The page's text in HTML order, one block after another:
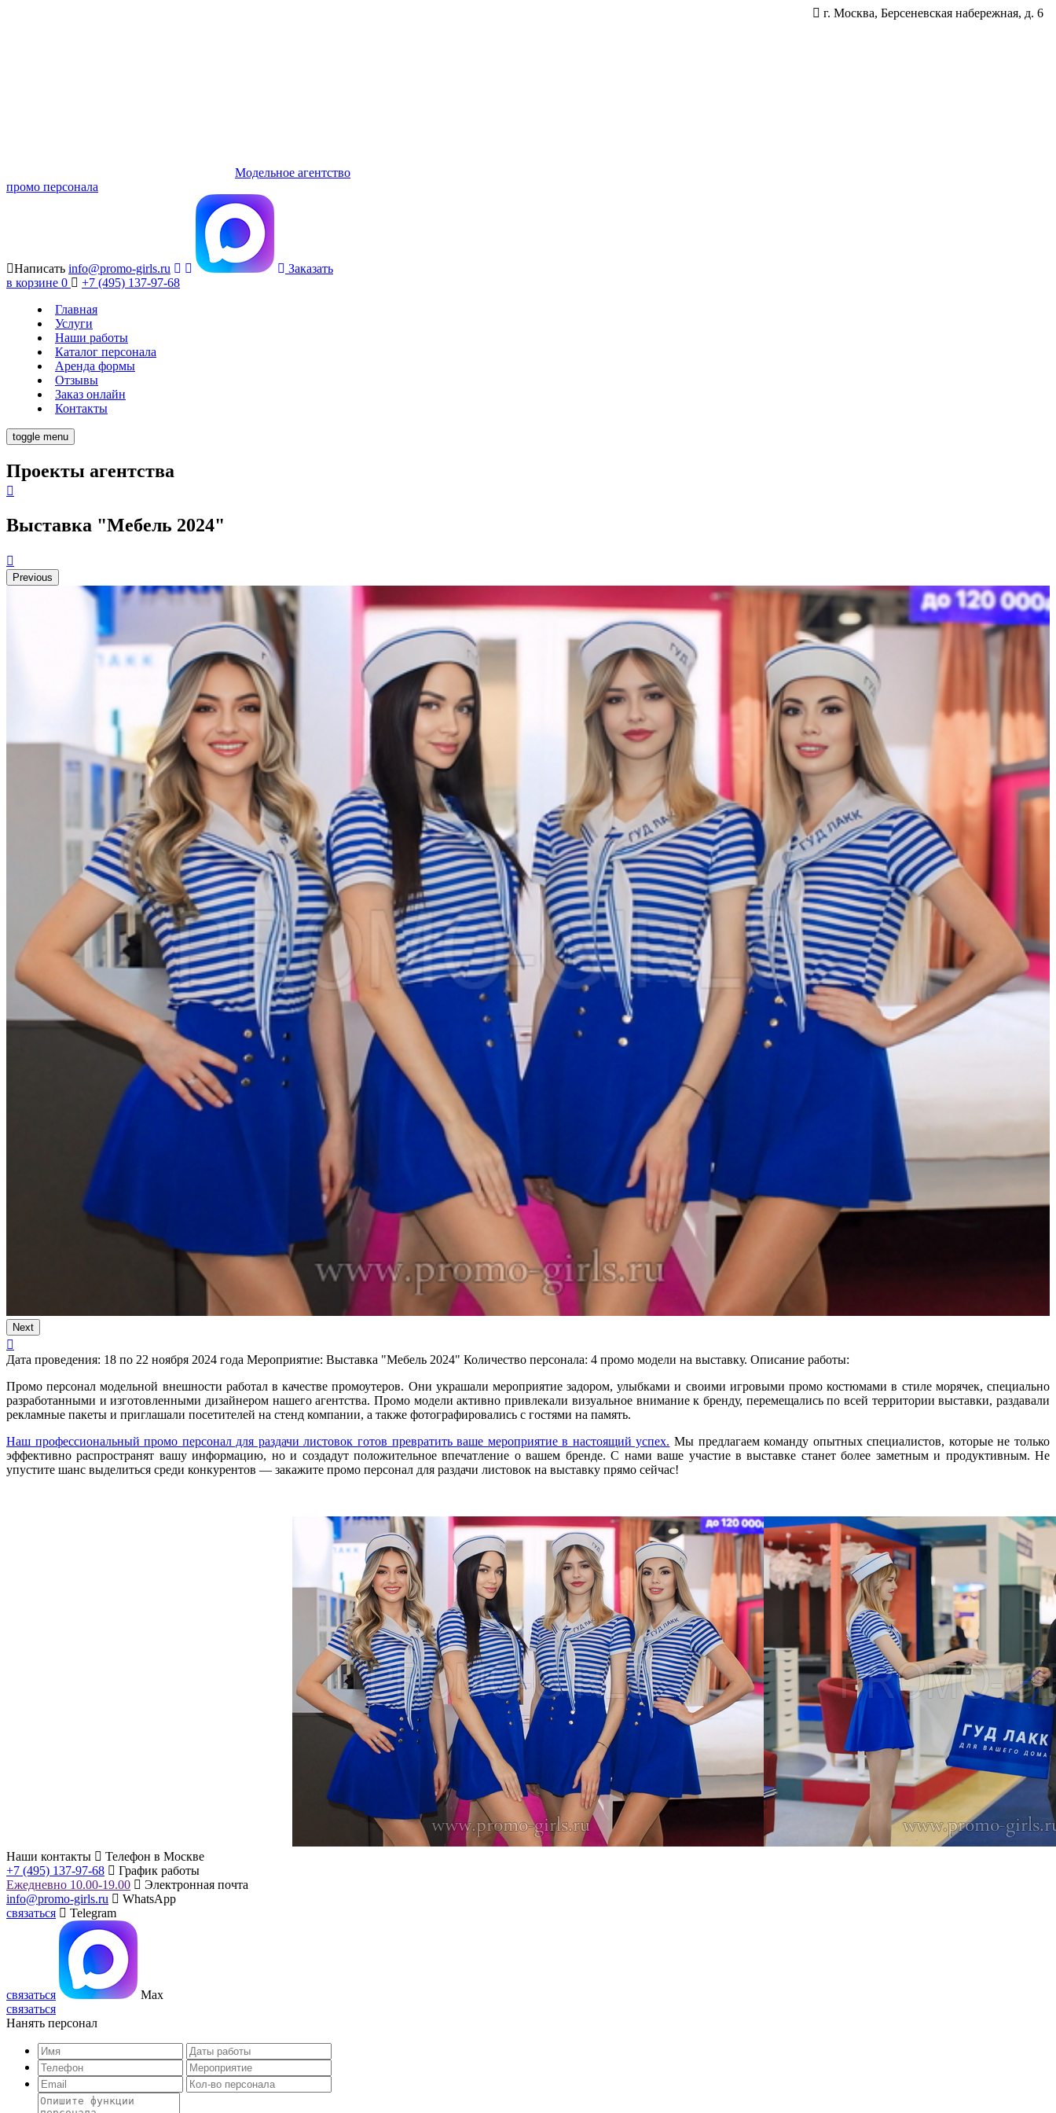
г. Москва, Берсеневская набережная, д. 6
Модельное агентство
промо персонала
Написать info@promo-girls.ru
Заказать
в корзине 0
+7 (495) 137-97-68
Главная
Услуги
Наши работы
Каталог персонала
Аренда формы
Отзывы
Заказ онлайн
Контакты
toggle menu
Проекты агентства
Выставка "Мебель 2024"
Previous
Next
Дата проведения: 18 по 22 ноября 2024 года Мероприятие: Выставка "Мебель 2024" Количество персонала: 4 промо модели на выставку. Описание работы:
Промо персонал модельной внешности работал в качестве промоутеров. Они украшали мероприятие задором, улыбками и своими игровыми промо костюмами в стиле морячек, специально
разработанными и изготовленными дизайнером нашего агентства. Промо модели активно привлекали визуальное внимание к бренду, перемещались по всей территории выставки, раздавали
рекламные пакеты и приглашали посетителей на стенд компании, а также фотографировались с гостями на память.
Наш профессиональный промо персонал для раздачи листовок готов превратить ваше мероприятие в настоящий успех. Мы предлагаем команду опытных специалистов, которые не только
эффективно распространят вашу информацию, но и создадут положительное впечатление о вашем бренде. С нами ваше участие в выставке станет более заметным и продуктивным. Не
упустите шанс выделиться среди конкурентов — закажите промо персонал для раздачи листовок на выставку прямо сейчас!
Наши контакты
Телефон в Москве
+7 (495) 137-97-68
График работы
Ежедневно 10.00-19.00
Электронная почта
info@promo-girls.ru
WhatsApp
связаться
Telegram
связаться
Max
связаться
Нанять персонал